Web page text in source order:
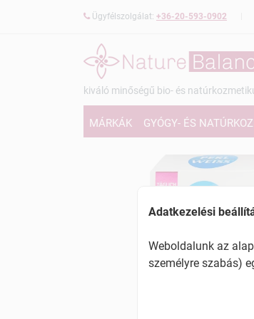
Ügyfélszolgálat: +36-20-593-0902
kiváló minőségű bio- és
MÁRKÁK GYÓGY- ÉS
Adatkezelési
Weboldalunk az
személyre szabás)